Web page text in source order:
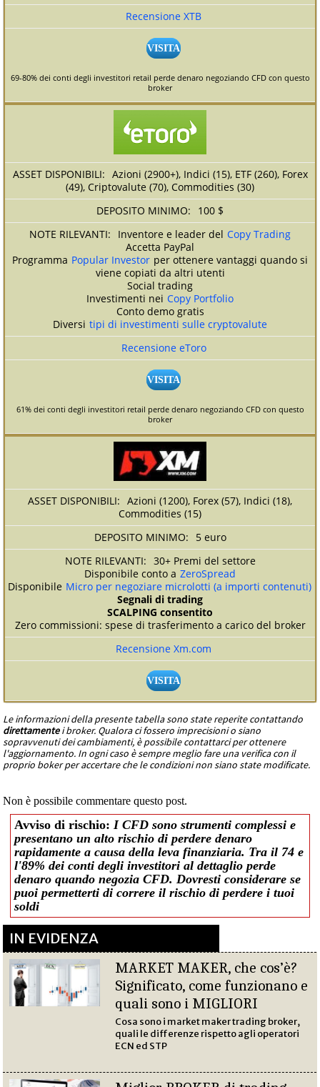
Recensione XTB
VISITA
69-80% dei conti degli investitori retail perde denaro negoziando CFD con questo
broker
Azioni (2900+), Indici (15), ETF (260), Forex
(49), Criptovalute (70), Commodities (30)
100 $
Inventore e leader del Copy Trading
Accetta PayPal
Programma Popular Investor per ottenere vantaggi quando si
viene copiati da altri utenti
Social trading
Investimenti nei Copy Portfolio
Conto demo gratis
Diversi tipi di investimenti sulle cryptovalute
Recensione eToro
VISITA
61% dei conti degli investitori retail perde denaro negoziando CFD con questo
broker
Azioni (1200), Forex (57), Indici (18),
Commodities (15)
5 euro
30+ Premi del settore
Disponibile conto a ZeroSpread
Disponibile Micro per negoziare microlotti (a importi contenuti)
Segnali di trading
SCALPING consentito
Zero commissioni: spese di trasferimento a carico del broker
Recensione Xm.com
VISITA
Le informazioni della presente tabella sono state reperite contattando
direttamentei broker. Qualora ci fossero imprecisioni o siano
sopravvenuti dei cambiamenti, è possibile contattarci per ottenere
l'aggiornamento. In ogni caso è sempre meglio fare una verifica con il
proprio boker per accertare che le condizioni non siano state modificate.
Non è possibile commentare questo post.
Avviso di rischio:I CFD sono strumenti complessi e
presentano un alto rischio di perdere denaro
rapidamente a causa della leva finanziaria. Tra il 74 e
l'89% dei conti degli investitori al dettaglio perde
denaro quando negozia CFD. Dovresti considerare se
puoi permetterti di correre il rischio di perdere i tuoi
soldi
IN EVIDENZA
MARKET MAKER, che cos’è?
Significato, come funzionano e
quali sono i MIGLIORI
Cosa sono i market maker trading broker,
quali le differenze rispetto agli operatori
ECN ed STP